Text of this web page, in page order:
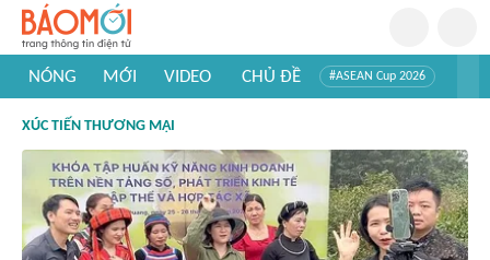
NÓNG MỚI VIDEO CHỦ ĐỀ #ASEAN Cup 2026
#Khám phá thế giới
XÚC TIẾN THƯƠNG MẠI